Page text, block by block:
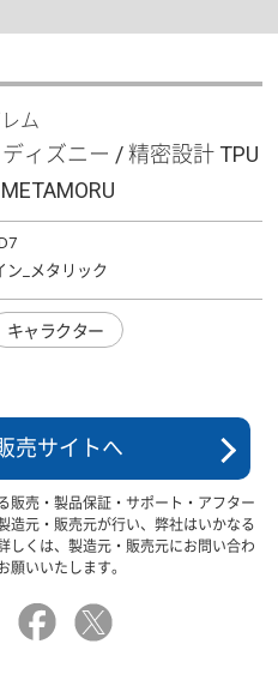
ム
ィズニー / 精密設計 TPU
ン_メタリック
キャラクター
売サイトへ
販売・製品保証・サポート・アフター
造元・販売元が行い、弊社はいかなる
しくは、製造元・販売元にお問い合わ
願いいたします。